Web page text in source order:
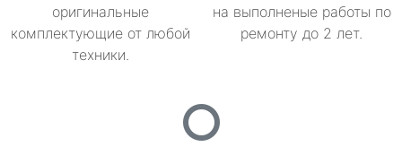
оригинальные
комплектующие от любой
техники.
на выполненые работы по
ремонту до 2 лет.